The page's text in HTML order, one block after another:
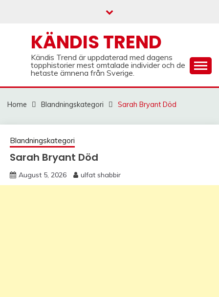
KÄNDIS TREND
Kändis Trend är uppdaterad med dagens
topphistorier mest omtalade individer och de
hetaste ämnena från Sverige.
Home Blandningskategori Sarah Bryant Död
Blandningskategori
Sarah Bryant Död
August 5, 2026 ulfat shabbir